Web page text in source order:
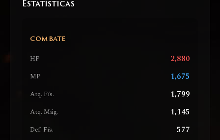
Estatísticas
COMBATE
HP 2,880
MP 1,675
Atq. Fís. 1,799
Atq. Mág. 1,145
Def. Fís. 577